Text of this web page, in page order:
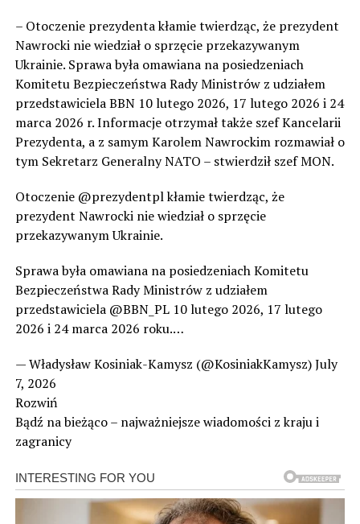
– Otoczenie prezydenta kłamie twierdząc, że prezydent
Nawrocki nie wiedział o sprzęcie przekazywanym
Ukrainie. Sprawa była omawiana na posiedzeniach
Komitetu Bezpieczeństwa Rady Ministrów z udziałem
przedstawiciela BBN 10 lutego 2026, 17 lutego 2026 i 24
marca 2026 r. Informacje otrzymał także szef Kancelarii
Prezydenta, a z samym Karolem Nawrockim rozmawiał o
tym Sekretarz Generalny NATO – stwierdził szef MON.
Otoczenie @prezydentpl kłamie twierdząc, że
prezydent Nawrocki nie wiedział o sprzęcie
przekazywanym Ukrainie.
Sprawa była omawiana na posiedzeniach Komitetu
Bezpieczeństwa Rady Ministrów z udziałem
przedstawiciela @BBN_PL 10 lutego 2026, 17 lutego
2026 i 24 marca 2026 roku.…
— Władysław Kosiniak-Kamysz (@KosiniakKamysz) July
7, 2026
Rozwiń
Bądź na bieżąco – najważniejsze wiadomości z kraju i
zagranicy